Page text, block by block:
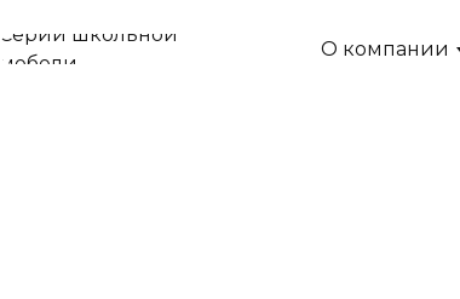
Серии школьной
мебели
О компании